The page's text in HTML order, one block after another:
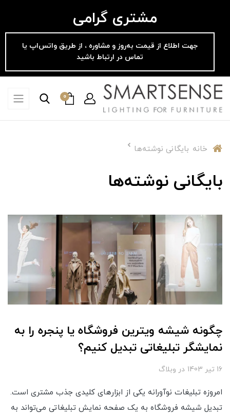
مشتری گرامی
جهت اطلاع از قیمت به‌روز و مشاوره ، از طریق واتس‌اپ یا
تماس در ارتباط باشید
0
خانه بایگانی نوشته‌ها
بایگانی نوشته‌ها
چگونه شیشه ویترین فروشگاه یا پنجره را به
نمایشگر تبلیغاتی تبدیل کنیم؟
16 تير 1403 در وبلاگ
امروزه تبلیغات نوآورانه یکی از ابزارهای کلیدی جذب مشتری است.
تبدیل شیشه فروشگاه به یک صفحه نمایش تبلیغاتی می‌تواند به